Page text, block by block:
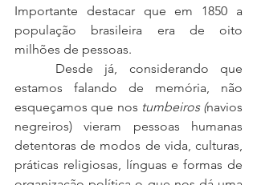
Importante destacar que em 1850 a
população brasileira era de oito
milhões de pessoas.
estamos falando de memória, não
esqueçamos que nos tumbeiros (navios
negreiros) vieram pessoas humanas
detentoras de modos de vida, culturas,
práticas religiosas, línguas e formas de